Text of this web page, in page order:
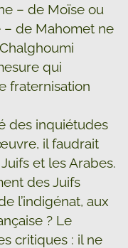
– de Moïse ou
– de Mahomet ne
qui
fraternisation
des inquiétudes
il faudrait
et les Arabes.
des Juifs
l’indigénat, aux
? Le
critiques : il ne